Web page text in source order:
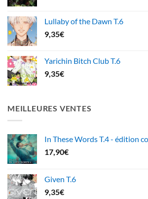
Lullaby of the Dawn T.6
9,35€
Yarichin Bitch Club T.6
9,35€
MEILLEURES VENTES
In These Words T.4 - édition
17,90€
Given T.6
9,35€